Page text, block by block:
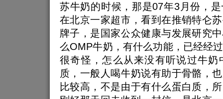
苏牛奶的时候，那是07年3月份，
在北京一家超市，看到在推销特仑
牌子，是国家公众健康与发展研究
么OMP牛奶，有什么功能，已经经
很奇怪，怎么从来没有听说过牛奶
质，一般人喝牛奶说有助于骨骼，
比较高，不是由于有什么蛋白质，